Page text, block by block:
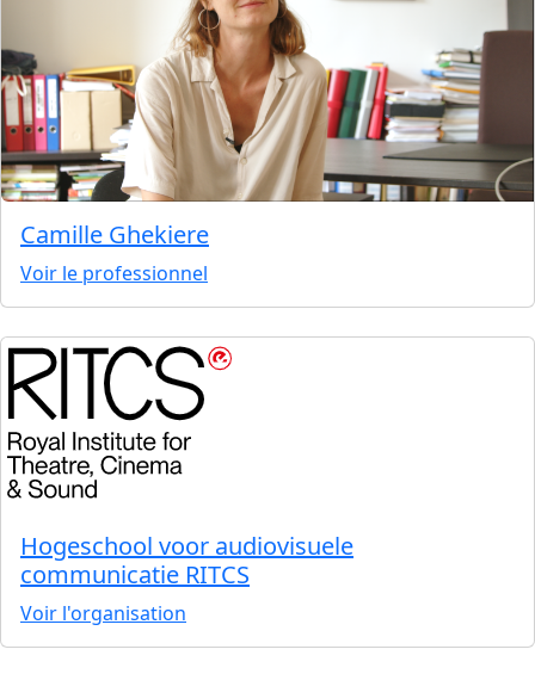
Camille Ghekiere
Voir le professionnel
Hogeschool voor audiovisuele
communicatie RITCS
Voir l'organisation